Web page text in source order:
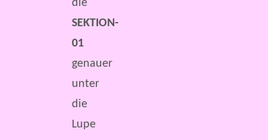
die
SEKTION-
01
genauer
unter
die
Lupe